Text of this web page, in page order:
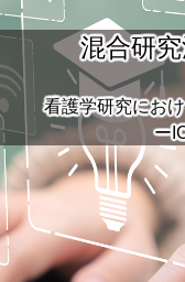
混合研
看護学研究にお
ー